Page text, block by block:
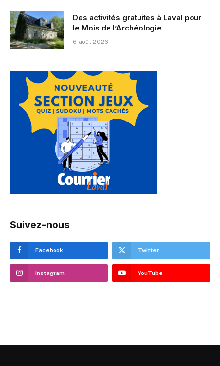
Des activités gratuites à Laval pour
le Mois de l’Archéologie
6 août 2026
Suivez-nous
Facebook Twitter
Instagram YouTube